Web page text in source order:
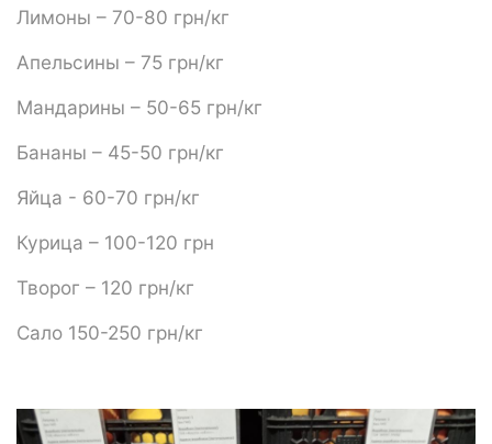
Лимоны – 70-80 грн/кг
Апельсины – 75 грн/кг
Мандарины – 50-65 грн/кг
Бананы – 45-50 грн/кг
Яйца - 60-70 грн/кг
Курица – 100-120 грн
Творог – 120 грн/кг
Сало 150-250 грн/кг